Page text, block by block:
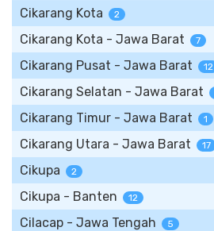
Cikarang Kota 2
Cikarang Kota - Jawa Barat 7
Cikarang Pusat - Jawa Barat 12
Cikarang Selatan - Jawa Barat
Cikarang Timur - Jawa Barat 1
Cikarang Utara - Jawa Barat 17
Cikupa 2
Cikupa - Banten 12
Cilacap - Jawa Tengah 5